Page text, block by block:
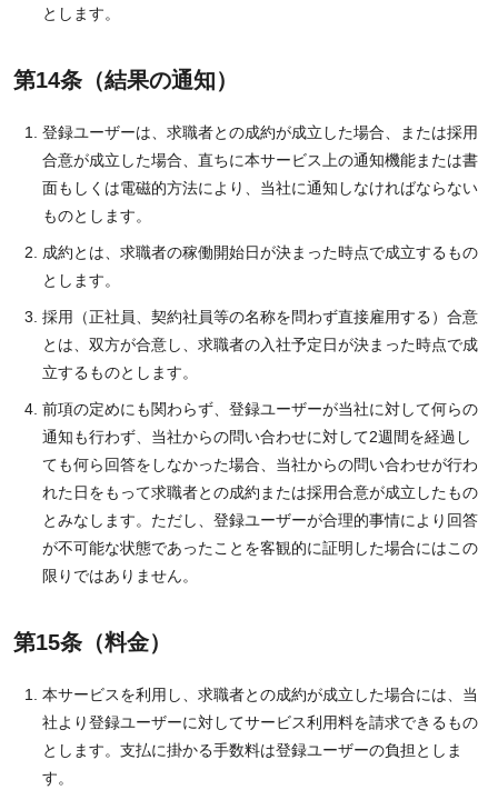
とします。
第14条（結果の通知）
登録ユーザーは、求職者との成約が成立した場合、または採用
合意が成立した場合、直ちに本サービス上の通知機能または書
面もしくは電磁的方法により、当社に通知しなければならない
ものとします。
成約とは、求職者の稼働開始日が決まった時点で成立するもの
とします。
採用（正社員、契約社員等の名称を問わず直接雇用する）合意
とは、双方が合意し、求職者の入社予定日が決まった時点で成
立するものとします。
前項の定めにも関わらず、登録ユーザーが当社に対して何らの
通知も行わず、当社からの問い合わせに対して2週間を経過し
ても何ら回答をしなかった場合、当社からの問い合わせが行わ
れた日をもって求職者との成約または採用合意が成立したもの
とみなします。ただし、登録ユーザーが合理的事情により回答
が不可能な状態であったことを客観的に証明した場合にはこの
限りではありません。
第15条（料金）
本サービスを利用し、求職者との成約が成立した場合には、当
社より登録ユーザーに対してサービス利用料を請求できるもの
とします。支払に掛かる手数料は登録ユーザーの負担としま
す。